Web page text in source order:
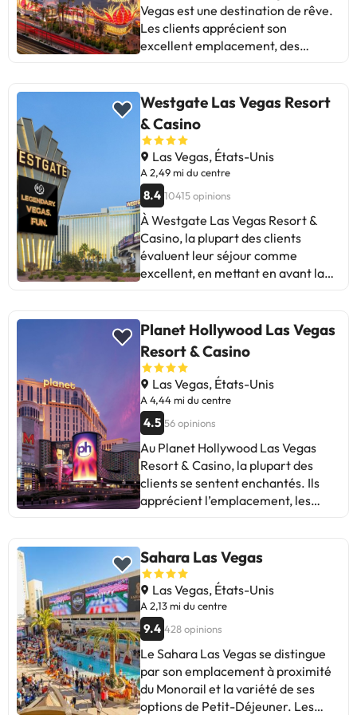
Vegas est une destination de rêve.
Les clients apprécient son
excellent emplacement, des
personnel. Certains mentionnent
que l’hôtel est en rénovation, ce qui
a entraîné la fermeture de certains
restaurants. Cependant, la
majorité souligne la qualité et
l’ambiance de l’hôtel, ce qui en fait
une excellente option pour les
voyageurs en quête d’un séjour
confortable et divertissant au
cœur de Las Vegas.
Westgate Las Vegas Resort
& Casino
Las Vegas, États-Unis
A 2,49 mi du centre
8.4 10415 opinions
À Westgate Las Vegas Resort &
Casino, la plupart des clients
évaluent leur séjour comme
excellent, en mettant en avant la
chambres. Certains mentionnent
que la piscine était fermée lors de
leur visite et que le nettoyage
quotidien a parfois été décevant.
Malgré cela, l’emplacement et le
service global en font une bonne
option pour celles et ceux qui
recherchent un séjour confortable
à Las Vegas.
Planet Hollywood Las Vegas
Resort & Casino
Las Vegas, États-Unis
A 4,44 mi du centre
4.5 56 opinions
Au Planet Hollywood Las Vegas
Resort & Casino, la plupart des
clients se sentent enchantés. Ils
apprécient l’emplacement, les
que la piscine pourrait être
améliorée et que le service de
nettoyage n’est pas toujours
ponctuel. Dans l’ensemble, il est
idéal pour les voyageurs qui
recherchent un endroit confortable
et bien situé sur le Strip.
Sahara Las Vegas
Las Vegas, États-Unis
A 2,13 mi du centre
9.4 428 opinions
Le Sahara Las Vegas se distingue
par son emplacement à proximité
du Monorail et la variété de ses
options de Petit-Déjeuner. Les